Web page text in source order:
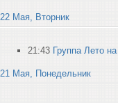
22 Мая, Вторник
21:43 Группа Лето
21 Мая, Понедельник